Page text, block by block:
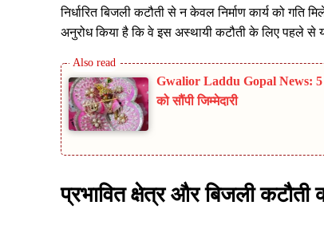
निर्धारित बिजली कटौती से न केवल निर्माण कार्य को गति
अनुरोध किया है कि वे इस अस्थायी कटौती के लिए पहले से
Gwalior Laddu Gopal News: 5
को सौंपी जिम्मेदारी
प्रभावित क्षेत्र और बिजली कटौती